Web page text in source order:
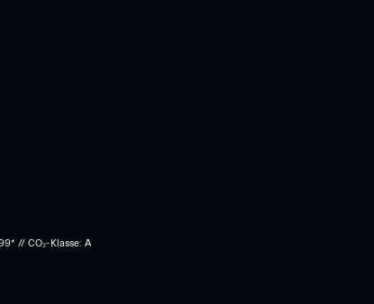
// CO₂-Klasse: A